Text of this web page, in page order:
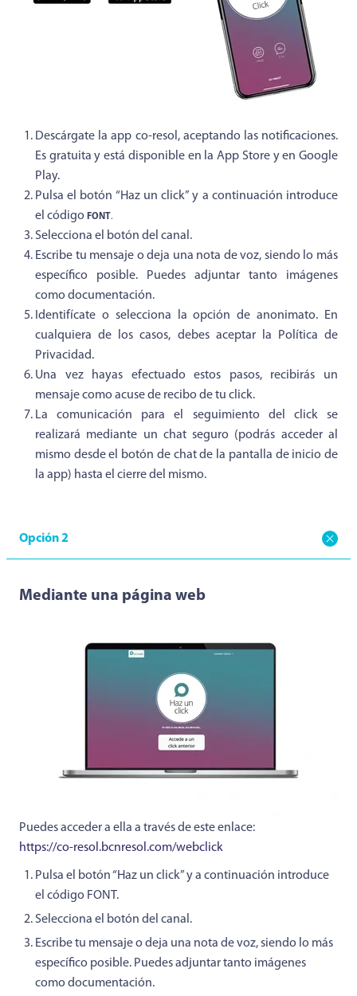
Descárgate la app co-resol, aceptando las notificaciones.
Es gratuita y está disponible en la App Store y en Google
Play.
Pulsa el botón “Haz un click” y a continuación introduce
el código FONT.
Selecciona el botón del canal.
Escribe tu mensaje o deja una nota de voz, siendo lo más
específico posible. Puedes adjuntar tanto imágenes
como documentación.
Identifícate o selecciona la opción de anonimato. En
cualquiera de los casos, debes aceptar la Política de
Privacidad.
Una vez hayas efectuado estos pasos, recibirás un
mensaje como acuse de recibo de tu click.
La comunicación para el seguimiento del click se
realizará mediante un chat seguro (podrás acceder al
mismo desde el botón de chat de la pantalla de inicio de
la app) hasta el cierre del mismo.
Opción 2
Mediante una página web
Puedes acceder a ella a través de este enlace:
https://co-resol.bcnresol.com/webclick
Pulsa el botón “Haz un click” y a continuación introduce
el código FONT.
Selecciona el botón del canal.
Escribe tu mensaje o deja una nota de voz, siendo lo más
específico posible. Puedes adjuntar tanto imágenes
como documentación.